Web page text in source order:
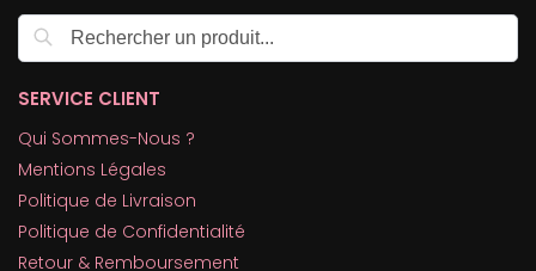
SERVICE CLIENT
Qui Sommes-Nous ?
Mentions Légales
Politique de Livraison
Politique de Confidentialité
Retour & Remboursement